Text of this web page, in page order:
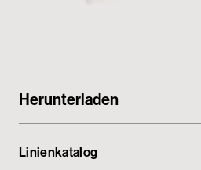
Herunterladen
Linienkatalog